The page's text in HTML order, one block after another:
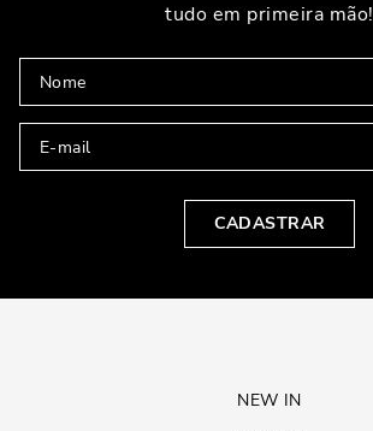
tudo em primeira mão!
CADASTRAR
NEW IN